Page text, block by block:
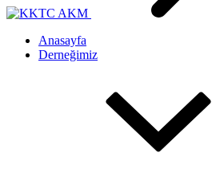
Anasayfa
Derneğimiz